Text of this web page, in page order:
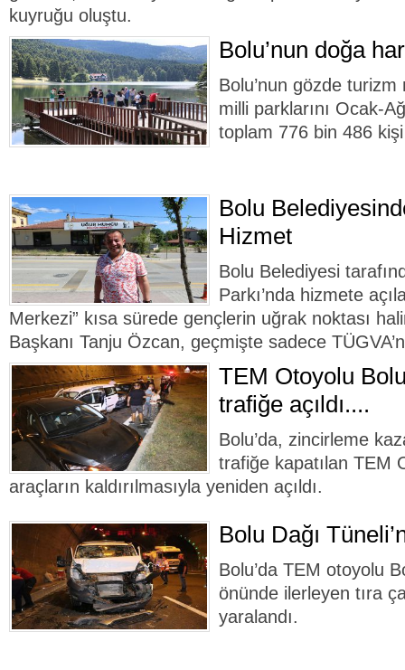
kuyruğu oluştu.
Bolu’nun doğa
Bolu’nun gözde
milli parklarını Ocak-
toplam 776 bin 486
Bolu
Hizmet
Bolu Belediyesi
Parkı’nda hizmete
Merkezi” kısa sürede gençlerin uğrak noktası
Başkanı Tanju Özcan, geçmişte sadece
TEM Otoyolu
trafiğe açıldı....
Bolu’da, zincirleme
trafiğe kapatılan TEM
araçların kaldırılmasıyla yeniden açıldı.
Bolu Dağı
Bolu’da TEM otoyolu
önünde ilerleyen tıra
yaralandı.